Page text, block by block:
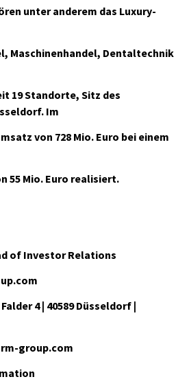
unter anderem das Luxury-
Maschinenhandel, Dentaltechnik
19 Standorte, Sitz des
Im
von 728 Mio. Euro bei einem
55 Mio. Euro realisiert.
of Investor Relations
4 | 40589 Düsseldorf |
group.com